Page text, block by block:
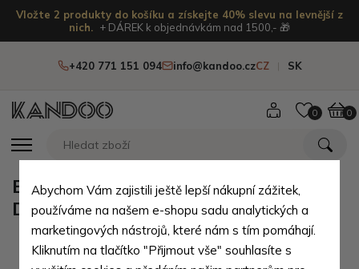
Vložte 2 produkty do košíku a získejte 40% slevu na levnější z
nich.
+ DÁREK k objednávkám nad 1500,- 🎁
+420 771 151 094 info@kandoo.czCZ SK
0 0
Béžová dámská pletená čepice
Daraska
Abychom Vám zajistili ještě lepší nákupní zážitek,
používáme na našem e-shopu sadu analytických a
marketingových nástrojů, které nám s tím pomáhají.
Kliknutím na tlačítko "Přijmout vše" souhlasíte s